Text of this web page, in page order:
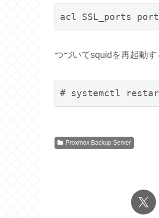
acl SSL_ports port
つづいてsquidを再起動す
# systemctl
Proxmox Backup Server